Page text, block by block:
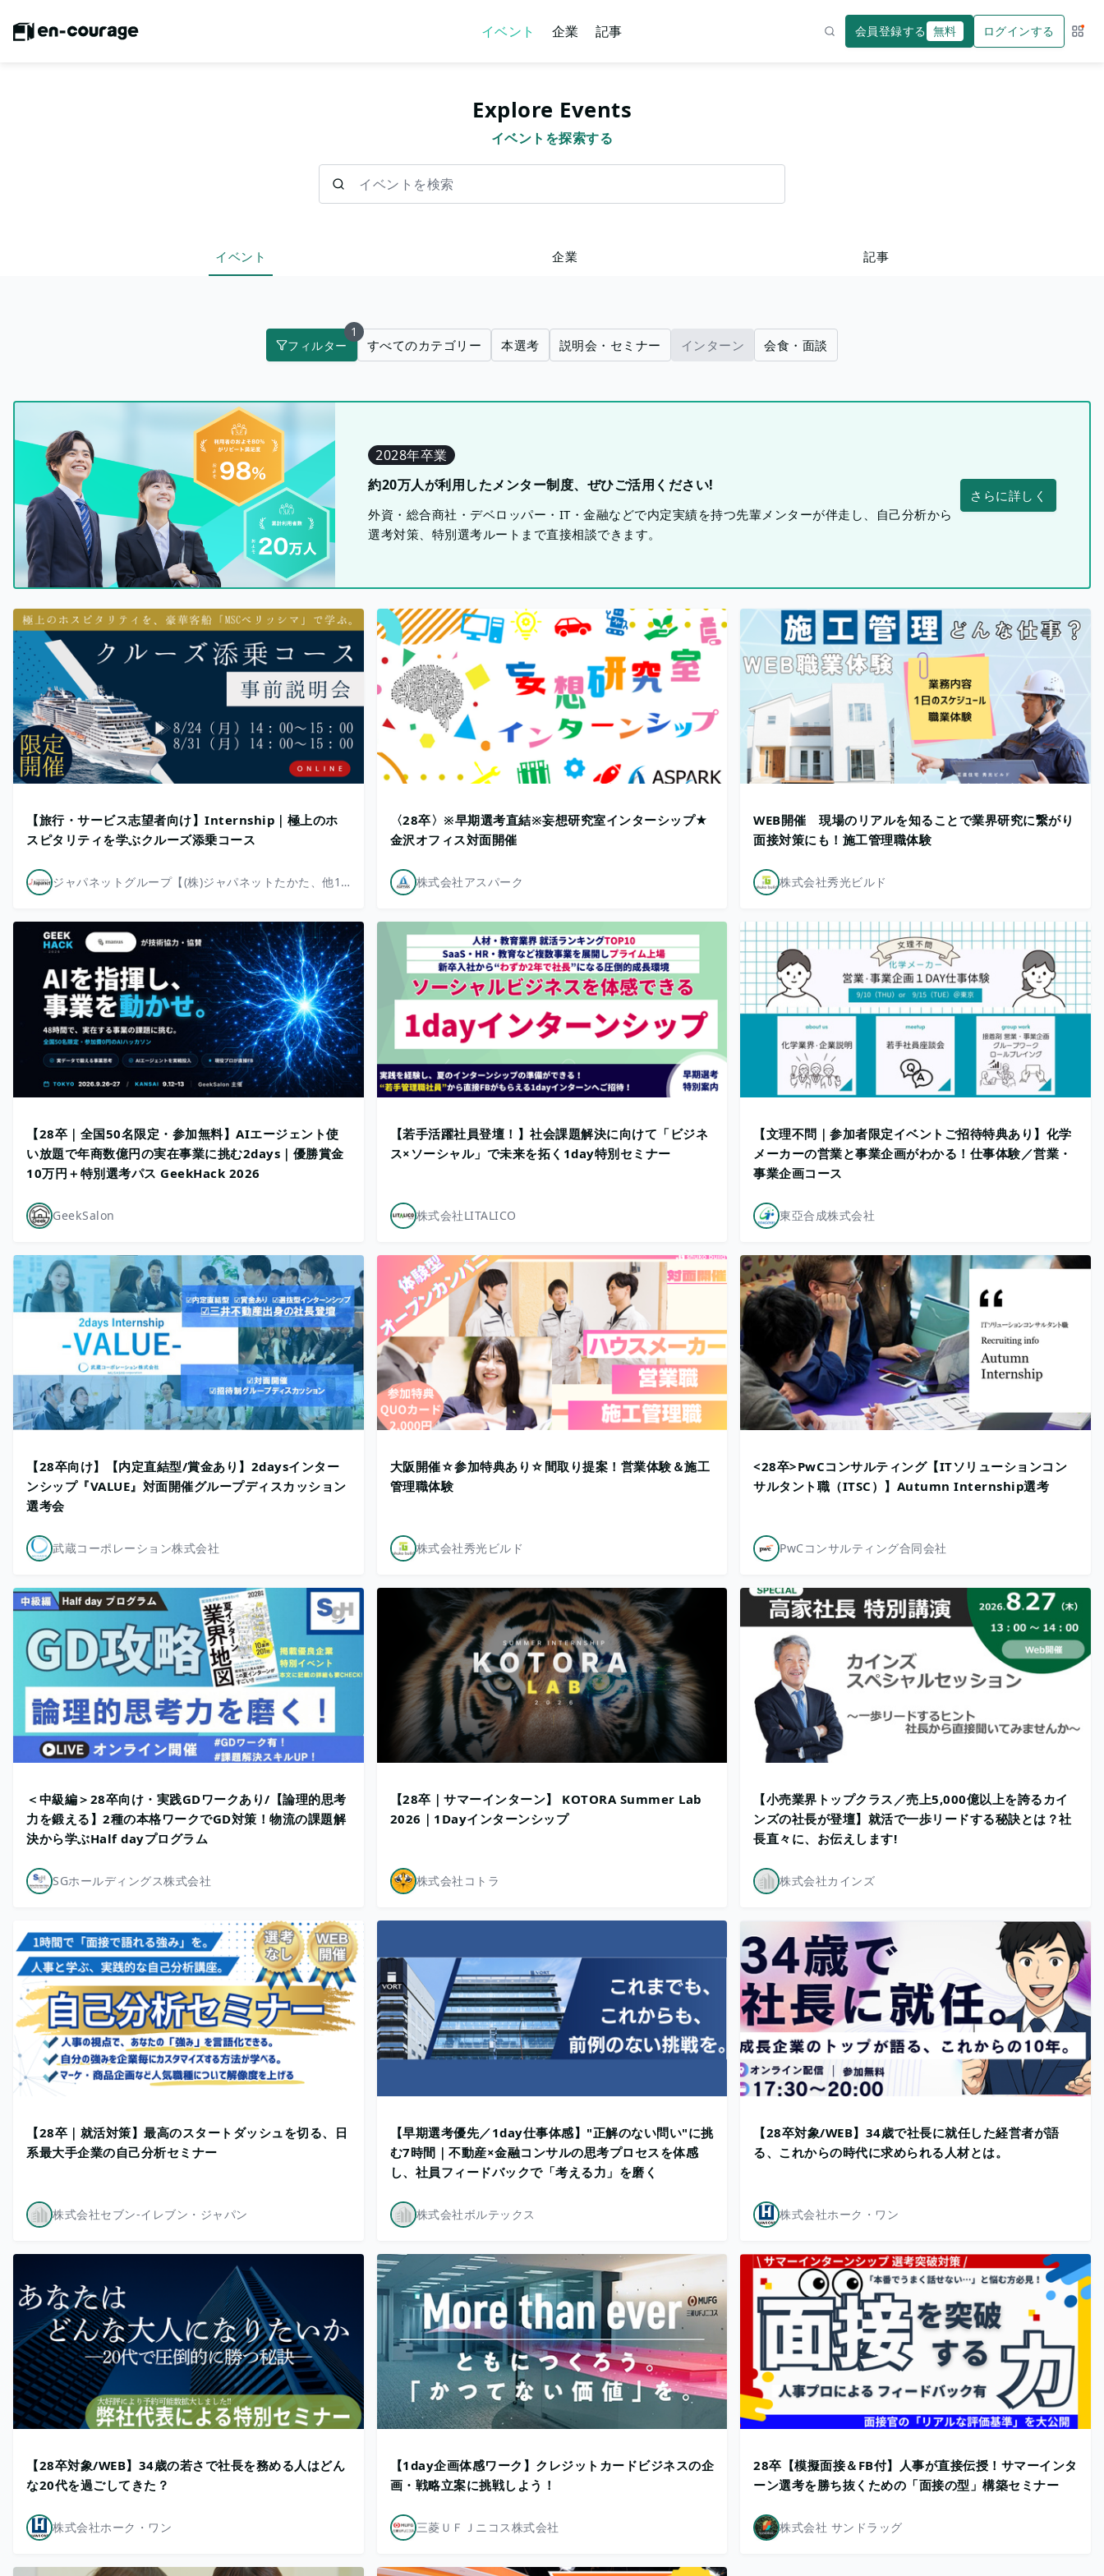
イベント 企業 記事 会員登録する 無料 ログインする サー
Explore Events
イベントを探索する
イベント 企業 記事
フィルター
1
すべてのカテゴリー 本選考 説明会・セミナー インターン 会食・面談
2028年卒業
約20万人が利用したメンター制度、ぜひご活用ください!
外資・総合商社・デベロッパー・IT・金融などで内定実績を持つ先輩メンターが伴走し、自己分析から
選考対策、特別選考ルートまで直接相談できます。
さらに詳しく
【旅行・サービス志望者向け】Internship｜極上のホ
スピタリティを学ぶクルーズ添乗コース
ジャパネットグループ【(株)ジャパネットたかた、他13社】
〈28卒〉※早期選考直結※妄想研究室インターシップ★
金沢オフィス対面開催
株式会社アスパーク
WEB開催 現場のリアルを知ることで業界研究に繋がり
面接対策にも！施工管理職体験
株式会社秀光ビルド
【28卒｜全国50名限定・参加無料】AIエージェント使
い放題で年商数億円の実在事業に挑む2days｜優勝賞金
10万円＋特別選考パス GeekHack 2026
GeekSalon
【若手活躍社員登壇！】社会課題解決に向けて「ビジネ
ス×ソーシャル」で未来を拓く1day特別セミナー
株式会社LITALICO
【文理不問｜参加者限定イベントご招待特典あり】化学
メーカーの営業と事業企画がわかる！仕事体験／営業・
事業企画コース
東亞合成株式会社
【28卒向け】【内定直結型/賞金あり】2daysインター
ンシップ『VALUE』対面開催グループディスカッション
選考会
武蔵コーポレーション株式会社
大阪開催☆参加特典あり☆間取り提案！営業体験＆施工
管理職体験
株式会社秀光ビルド
<28卒>PwCコンサルティング【ITソリューションコン
サルタント職（ITSC）】Autumn Internship選考
PwCコンサルティング合同会社
＜中級編＞28卒向け・実践GDワークあり/【論理的思考
力を鍛える】2種の本格ワークでGD対策！物流の課題解
決から学ぶHalf dayプログラム
SGホールディングス株式会社
【28卒｜サマーインターン】 KOTORA Summer Lab
2026｜1Dayインターンシップ
株式会社コトラ
【小売業界トップクラス／売上5,000億以上を誇るカイ
ンズの社長が登壇】就活で一歩リードする秘訣とは？社
長直々に、お伝えします!
株式会社カインズ
【28卒｜就活対策】最高のスタートダッシュを切る、日
系最大手企業の自己分析セミナー
株式会社セブン-イレブン・ジャパン
【早期選考優先／1day仕事体感】"正解のない問い"に挑
む7時間｜不動産×金融コンサルの思考プロセスを体感
し、社員フィードバックで「考える力」を磨く
株式会社ボルテックス
【28卒対象/WEB】34歳で社長に就任した経営者が語
る、これからの時代に求められる人材とは。
株式会社ホーク・ワン
【28卒対象/WEB】34歳の若さで社長を務める人はどん
な20代を過ごしてきた？
株式会社ホーク・ワン
【1day企画体感ワーク】クレジットカードビジネスの企
画・戦略立案に挑戦しよう！
三菱ＵＦＪニコス株式会社
28卒【模擬面接＆FB付】人事が直接伝授！サマーインタ
ーン選考を勝ち抜くための「面接の型」構築セミナー
株式会社 サンドラッグ